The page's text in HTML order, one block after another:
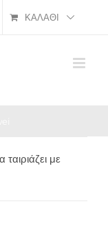
ΚΑΛΆΘΙ
με